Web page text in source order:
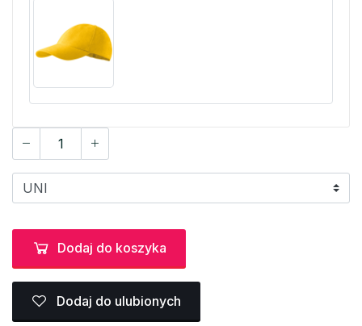
Dodaj do koszyka
Dodaj do ulubionych